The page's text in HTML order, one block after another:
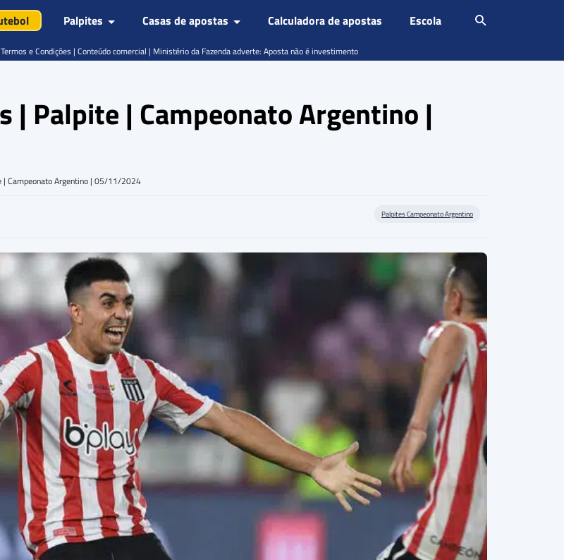
Palpites Casas de apostas Calculadora de apostas Escola
| Palpite | Campeonato Argentino |
| Campeonato Argentino | 05/11/2024
Palpites Campeonato Argentino
e Condições | Conteúdo comercial | Ministério da Fazenda adverte: Aposta não é investimento